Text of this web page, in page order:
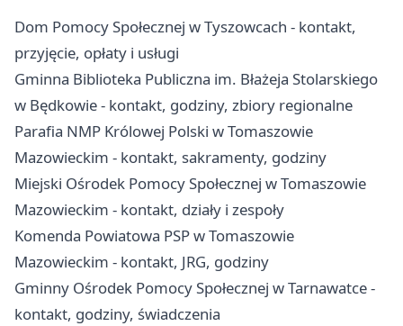
Dom Pomocy Społecznej w Tyszowcach - kontakt,
przyjęcie, opłaty i usługi
Gminna Biblioteka Publiczna im. Błażeja Stolarskiego
w Będkowie - kontakt, godziny, zbiory regionalne
Parafia NMP Królowej Polski w Tomaszowie
Mazowieckim - kontakt, sakramenty, godziny
Miejski Ośrodek Pomocy Społecznej w Tomaszowie
Mazowieckim - kontakt, działy i zespoły
Komenda Powiatowa PSP w Tomaszowie
Mazowieckim - kontakt, JRG, godziny
Gminny Ośrodek Pomocy Społecznej w Tarnawatce -
kontakt, godziny, świadczenia